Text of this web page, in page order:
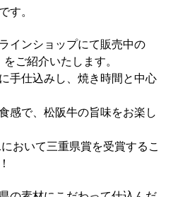
す。
インショップにて販売中の
ご紹介いたします。
手仕込みし、焼き時間と中心
感で、松阪牛の旨味をお楽し
おいて三重県賞を受賞するこ